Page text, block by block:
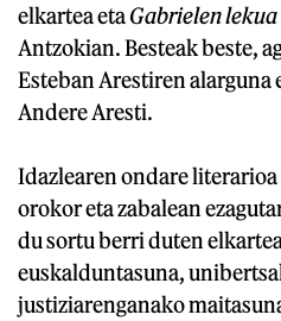
elkartea etaGabrielen lekua
Antzokian. Besteak beste,
Esteban Arestiren alarguna
Andere Aresti.
Idazlearen ondare literarioa
orokor eta zabalean
du sortu berri duten
euskalduntasuna,
justiziarenganako